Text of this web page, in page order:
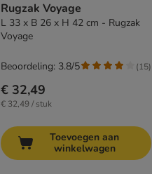
Rugzak Voyage
L 33 x B 26 x H 42 cm - Rugzak
Voyage
€ 32,49
€ 32,49 / stuk
Beoordeling: 3.8/5 (15)
Toevoegen aan
winkelwagen